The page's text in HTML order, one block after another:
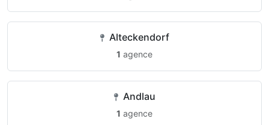
Alteckendorf
1 agence
Andlau
1 agence